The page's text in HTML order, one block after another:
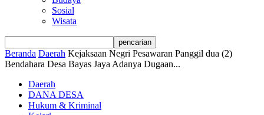
Sosial
Wisata
Beranda Daerah Kejaksaan Negri Pesawaran Panggil dua (2)
Bendahara Desa Bayas Jaya Adanya Dugaan...
Daerah
DANA DESA
Hukum & Kriminal